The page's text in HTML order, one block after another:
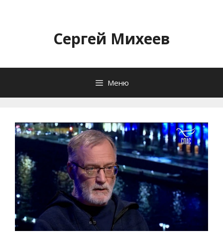
содержимомуСергей Михеев
Меню